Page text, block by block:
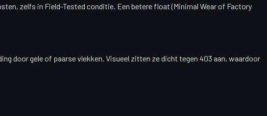
zelfs in Field-Tested conditie. Een betere float (Minimal Wear of Factory
door gele of paarse vlekken. Visueel zitten ze dicht tegen 403 aan, waardoor